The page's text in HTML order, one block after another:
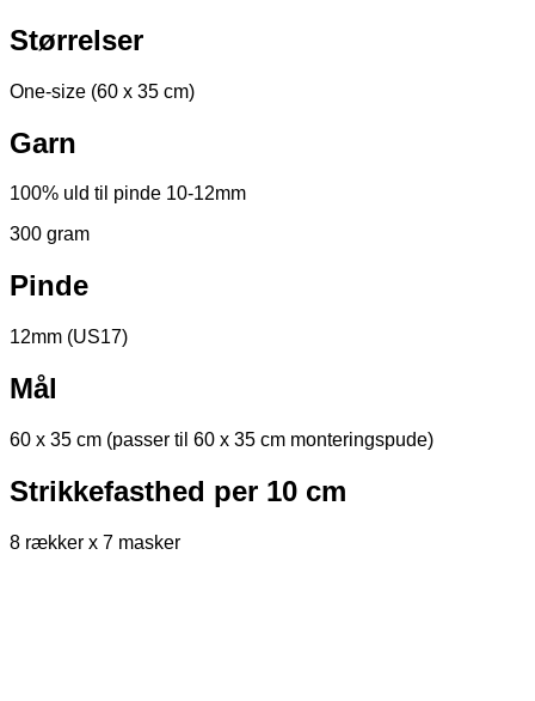
Størrelser
One-size (60 x 35 cm)
Garn
100% uld til pinde 10-12mm
300 gram
Pinde
12mm (US17)
Mål
60 x 35 cm (passer til 60 x 35 cm monteringspude)
Strikkefasthed per 10 cm
8 rækker x 7 masker